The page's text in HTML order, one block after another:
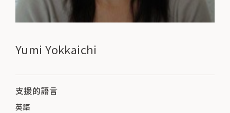
Yumi Yokkaichi
支援的語言
英語